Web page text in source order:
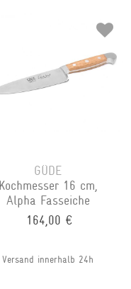
GÜDE
Kochmesser 16 cm,
Alpha Fasseiche
164,00 €
Versand innerhalb 24h